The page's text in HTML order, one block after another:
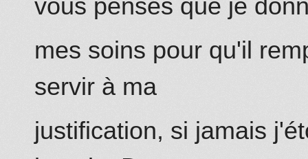
vous pensés que je
mes soins pour qu'il
servir à ma
justification, si jamais